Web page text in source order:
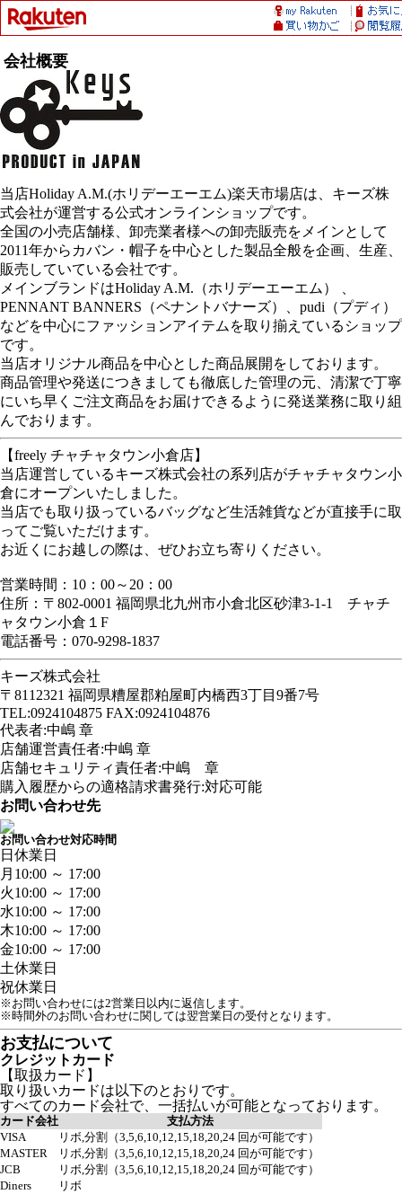
会社概要
当店Holiday A.M.(ホリデーエーエム)楽天市場店は、キーズ株
式会社が運営する公式オンラインショップです。
全国の小売店舗様、卸売業者様への卸売販売をメインとして
2011年からカバン・帽子を中心とした製品全般を企画、生産、
販売していている会社です。
メインブランドはHoliday A.M.（ホリデーエーエム） 、
PENNANT BANNERS（ペナントバナーズ）、pudi（プディ）
などを中心にファッションアイテムを取り揃えているショップ
です。
当店オリジナル商品を中心とした商品展開をしております。
商品管理や発送につきましても徹底した管理の元、清潔で丁寧
にいち早くご注文商品をお届けできるように発送業務に取り組
んでおります。
【freely チャチャタウン小倉店】
当店運営しているキーズ株式会社の系列店がチャチャタウン小
倉にオープンいたしました。
当店でも取り扱っているバッグなど生活雑貨などが直接手に取
ってご覧いただけます。
お近くにお越しの際は、ぜひお立ち寄りください。
営業時間：10：00～20：00
住所：〒802-0001 福岡県北九州市小倉北区砂津3-1-1 チャチ
ャタウン小倉１F
電話番号：070-9298-1837
キーズ株式会社
〒8112321 福岡県糟屋郡粕屋町内橋西3丁目9番7号
TEL:0924104875 FAX:0924104876
代表者:中嶋 章
店舗運営責任者:中嶋 章
店舗セキュリティ責任者:中嶋 章
購入履歴からの適格請求書発行:対応可能
お問い合わせ先
お問い合わせ対応時間
日 休業日
月 10:00 ～ 17:00
火10:00 ～ 17:00
水10:00 ～ 17:00
木10:00 ～ 17:00
金10:00 ～ 17:00
土休業日
祝休業日
※お問い合わせには2営業日以内に返信します。
※時間外のお問い合わせに関しては翌営業日の受付となります。
お支払について
クレジットカード
【取扱カード】
取り扱いカードは以下のとおりです。
すべてのカード会社で、一括払いが可能となっております。
カード会社
支払方法
VISA
リボ,分割（3,5,6,10,12,15,18,20,24 回が可能です）
MASTER
リボ,分割（3,5,6,10,12,15,18,20,24 回が可能です）
JCB
リボ,分割（3,5,6,10,12,15,18,20,24 回が可能です）
Diners
リボ